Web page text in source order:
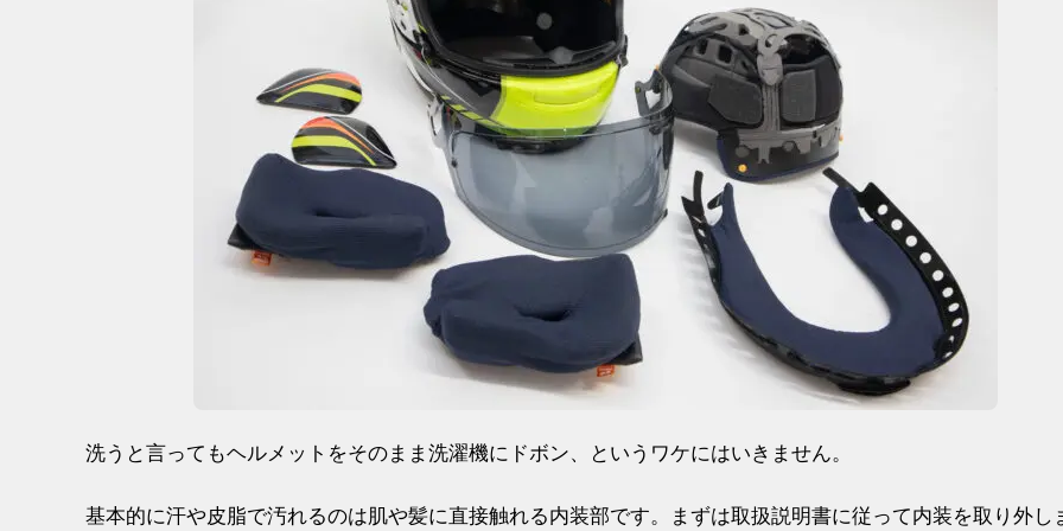
洗うと言ってもヘルメットをそのまま洗濯機にドボン、というワケにはいきません。
基本的に汗や皮脂で汚れるのは肌や髪に直接触れる内装部です。まずは取扱説明書に従って内装を取り外し